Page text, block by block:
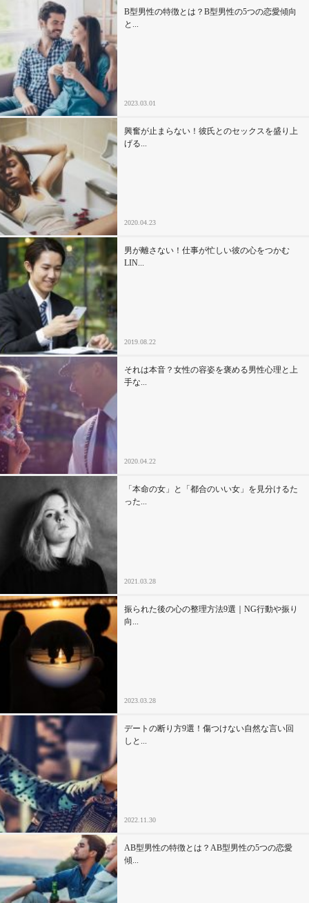
B型男性の特徴とは？B型男性の5つの恋愛傾向
と...
2023.03.01
興奮が止まらない！彼氏とのセックスを盛り上
げる...
2020.04.23
男が離さない！仕事が忙しい彼の心をつかむ
LIN...
2019.08.22
それは本音？女性の容姿を褒める男性心理と上
手な...
2020.04.22
「本命の女」と「都合のいい女」を見分けるた
った...
2021.03.28
振られた後の心の整理方法9選｜NG行動や振り
向...
2023.03.28
デートの断り方9選！傷つけない自然な言い回
しと...
2022.11.30
AB型男性の特徴とは？AB型男性の5つの恋愛
傾...